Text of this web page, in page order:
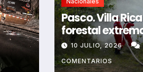
Pasco. Villa
forestal
dos fallecidos y
10 JULIO, 2026
COMENTARIOS